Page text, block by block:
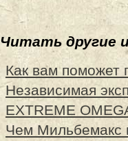
Читать другие
Как вам поможет
Независимая
EXTREME
Чем Мильбемакс